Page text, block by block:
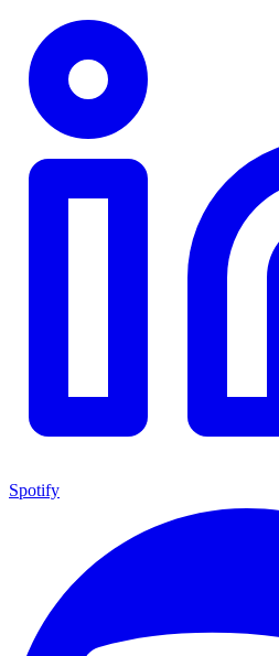
Spotify